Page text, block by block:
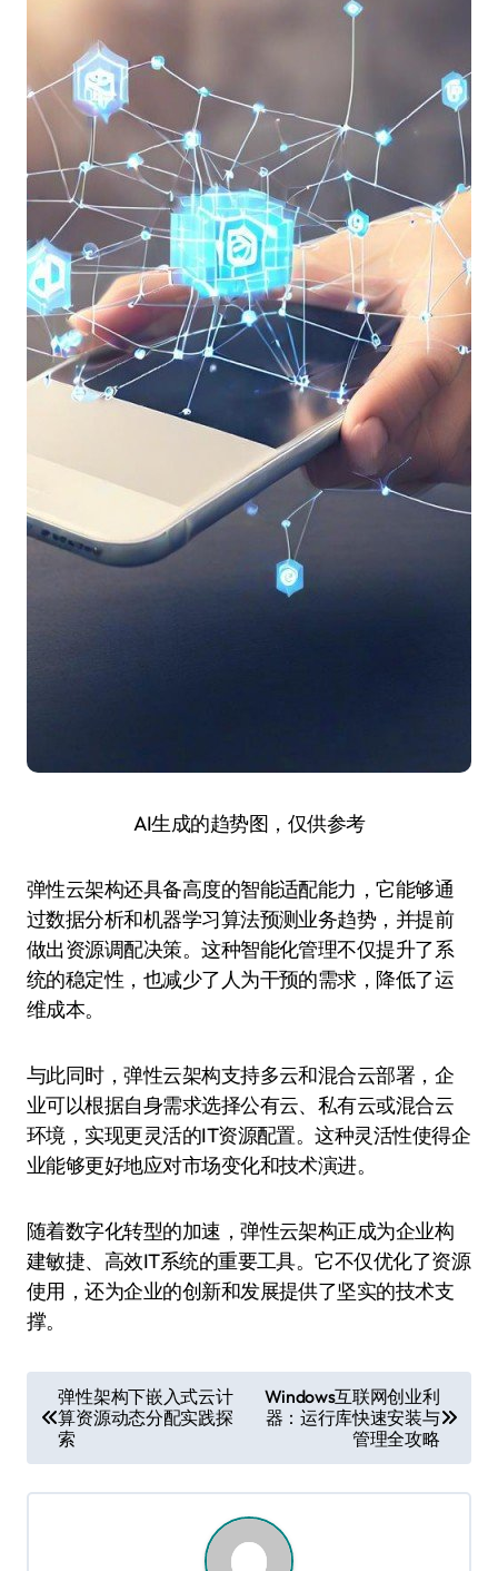
AI生成的趋势图，仅供参考
弹性云架构还具备高度的智能适配能力，它能够通
过数据分析和机器学习算法预测业务趋势，并提前
做出资源调配决策。这种智能化管理不仅提升了系
统的稳定性，也减少了人为干预的需求，降低了运
维成本。
与此同时，弹性云架构支持多云和混合云部署，企
业可以根据自身需求选择公有云、私有云或混合云
环境，实现更灵活的IT资源配置。这种灵活性使得企
业能够更好地应对市场变化和技术演进。
随着数字化转型的加速，弹性云架构正成为企业构
建敏捷、高效IT系统的重要工具。它不仅优化了资源
使用，还为企业的创新和发展提供了坚实的技术支
撑。
章
导
航
弹性架构下嵌入式云计
算资源动态分配实践探
索
Windows互联网创业利
器：运行库快速安装与
管理全攻略